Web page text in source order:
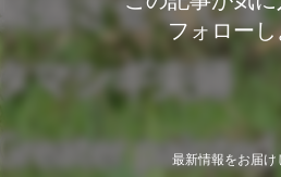
フォローし
最新情報をお届け